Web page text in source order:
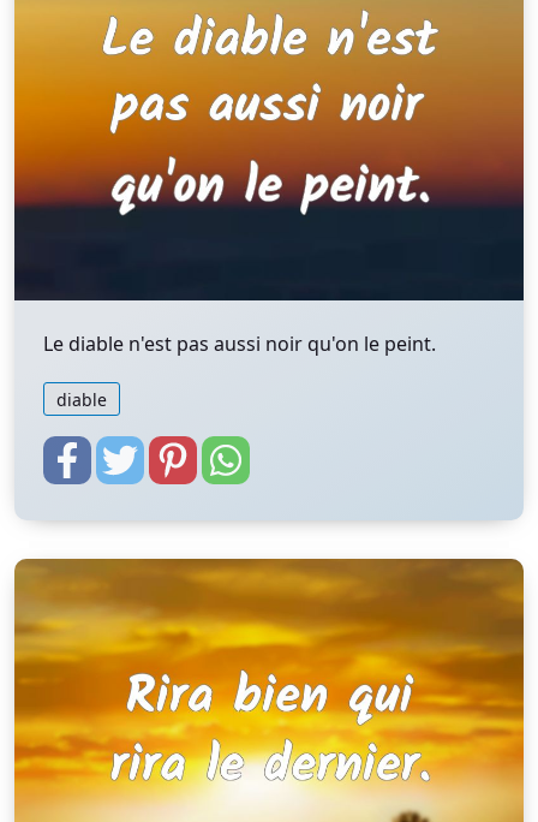
Le diable n'est pas aussi noir qu'on le peint.
diable